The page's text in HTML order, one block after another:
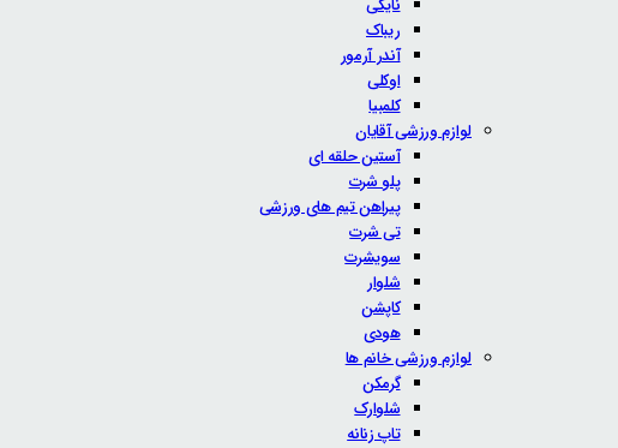
نایکی
ریباک
آندر آرمور
اوکلی
کلمبیا
لوازم ورزشی آقایان
آستین حلقه ای
پلو شرت
پیراهن تیم های ورزشی
تی شرت
سویشرت
شلوار
کاپشن
هودی
لوازم ورزشی خانم ها
گرمکن
شلوارک
تاپ زنانه